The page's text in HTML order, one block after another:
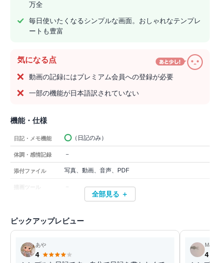
万全
毎日使いたくなるシンプルな画面。おしゃれなテンプレ
ートも豊富
気になる点
動画の記録にはプレミアム会員への登録が必要
一部の機能が日本語訳されていない
機能・仕様
日記・メモ機能 （日記のみ）
体調・感情記録 －
添付ファイル 写真、動画、音声、PDF
描画ツール －
全部見る ＋
ピックアップレビュー
あや
4
Mary
4